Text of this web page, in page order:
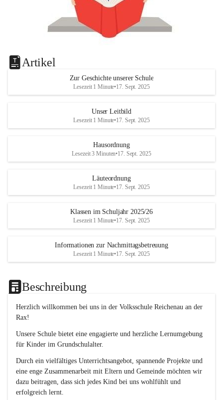
Artikel
Zur Geschichte unserer Schule
Lesezeit 1 Minute•17. Sept. 2025
Unser Leitbild
Lesezeit 1 Minute•17. Sept. 2025
Hausordnung
Lesezeit 3 Minuten•17. Sept. 2025
Läuteordnung
Lesezeit 1 Minute•17. Sept. 2025
Klassen im Schuljahr 2025/26
Lesezeit 1 Minute•17. Sept. 2025
Informationen zur Nachmittagsbetreuung
Lesezeit 1 Minute•17. Sept. 2025
Beschreibung
Herzlich willkommen bei uns in der Volksschule Reichenau an der
Rax!
Unsere Schule bietet eine engagierte und herzliche Lernumgebung
für Kinder im Grundschulalter.
Durch ein vielfältiges Unterrichtsangebot, spannende Projekte und
eine enge Zusammenarbeit mit Eltern und Gemeinde möchten wir
dazu beitragen, dass sich jedes Kind bei uns wohlfühlt und
erfolgreich lernt.